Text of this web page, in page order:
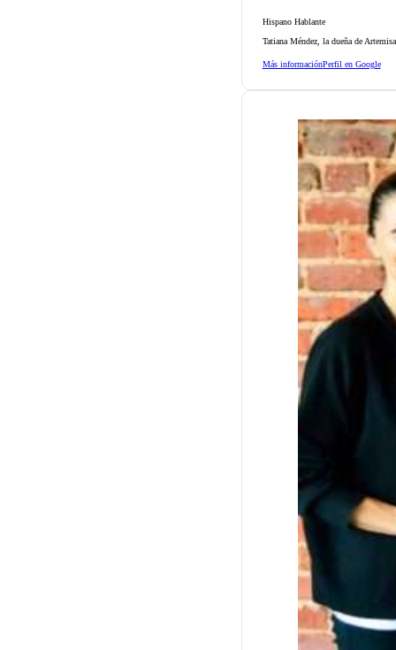
Hispano Hablante
Tatiana Méndez, la dueña de
Más informaciónPerfil en Google